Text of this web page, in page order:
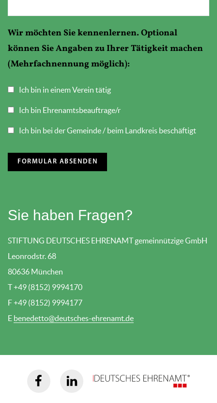
Wir möchten Sie kennenlernen. Optional
können Sie Angaben zu Ihrer Tätigkeit machen
(Mehrfachnennung möglich):
Ich bin in einem Verein tätig
Ich bin Ehrenamtsbeauftrage/r
Ich bin bei der Gemeinde / beim Landkreis beschäftigt
Sie haben Fragen?
STIFTUNG DEUTSCHES EHRENAMT gemeinnützige GmbH
Leonrodstr. 68
80636 München
T +49 (8152) 9994170
F +49 (8152) 9994177
E benedetto@deutsches-ehrenamt.de